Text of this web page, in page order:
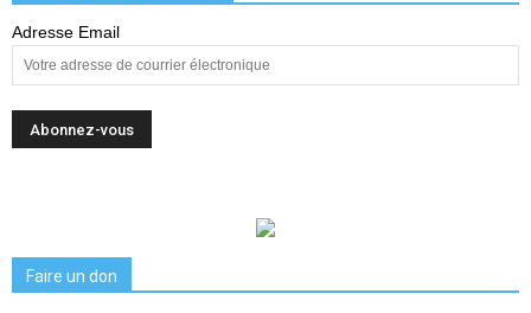
Adresse Email
Faire un don